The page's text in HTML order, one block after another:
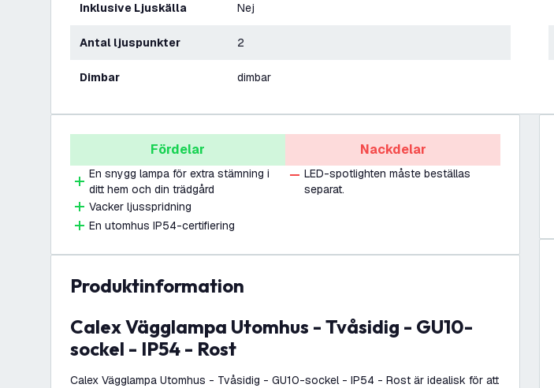
Inklusive Ljuskälla Nej
Antal ljuspunkter 2
Dimbar dimbar
Fördelar
En snygg lampa för extra stämning i
ditt hem och din trädgård
Vacker ljusspridning
En utomhus IP54-certifiering
Nackdelar
LED-spotlighten måste beställas
separat.
produktinformation
Calex Vägglampa Utomhus - Tvåsidig - GU10-
sockel - IP54 - Rost
Calex Vägglampa Utomhus - Tvåsidig - GU10-sockel - IP54 - Rost är idealisk för att